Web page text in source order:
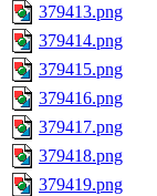
379413.png
379414.png
379415.png
379416.png
379417.png
379418.png
379419.png